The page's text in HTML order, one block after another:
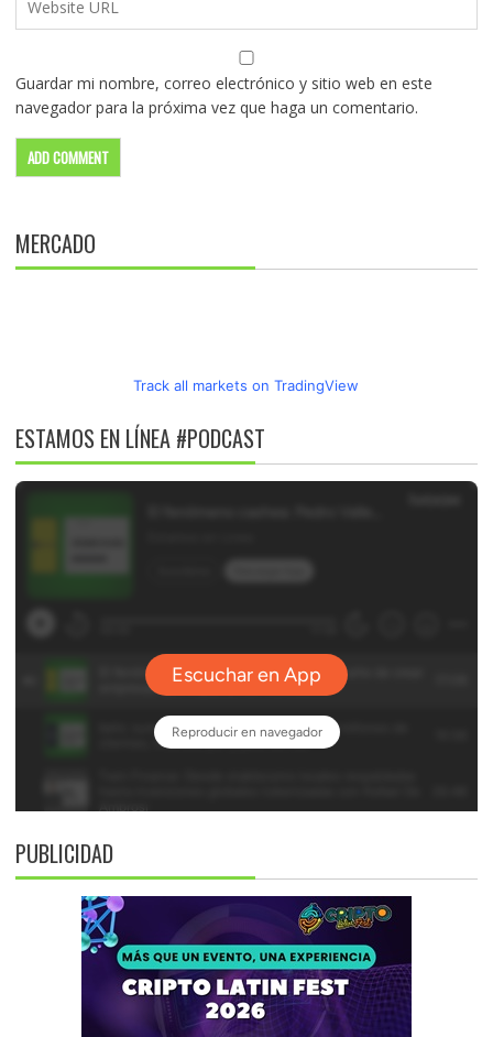
Guardar mi nombre, correo electrónico y sitio web en este
navegador para la próxima vez que haga un comentario.
MERCADO
Track all markets on TradingView
ESTAMOS EN LÍNEA #PODCAST
PUBLICIDAD